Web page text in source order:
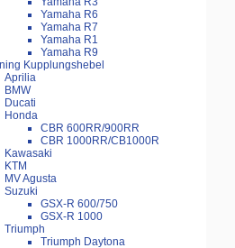
Yamaha R6
Yamaha R7
Yamaha R1
Yamaha R9
Kupplungshebel
Aprilia
BMW
Ducati
Honda
CBR 600RR/900RR
CBR 1000RR/CB1000R
Kawasaki
KTM
MV Agusta
Suzuki
GSX-R 600/750
GSX-R 1000
Triumph
Triumph Daytona